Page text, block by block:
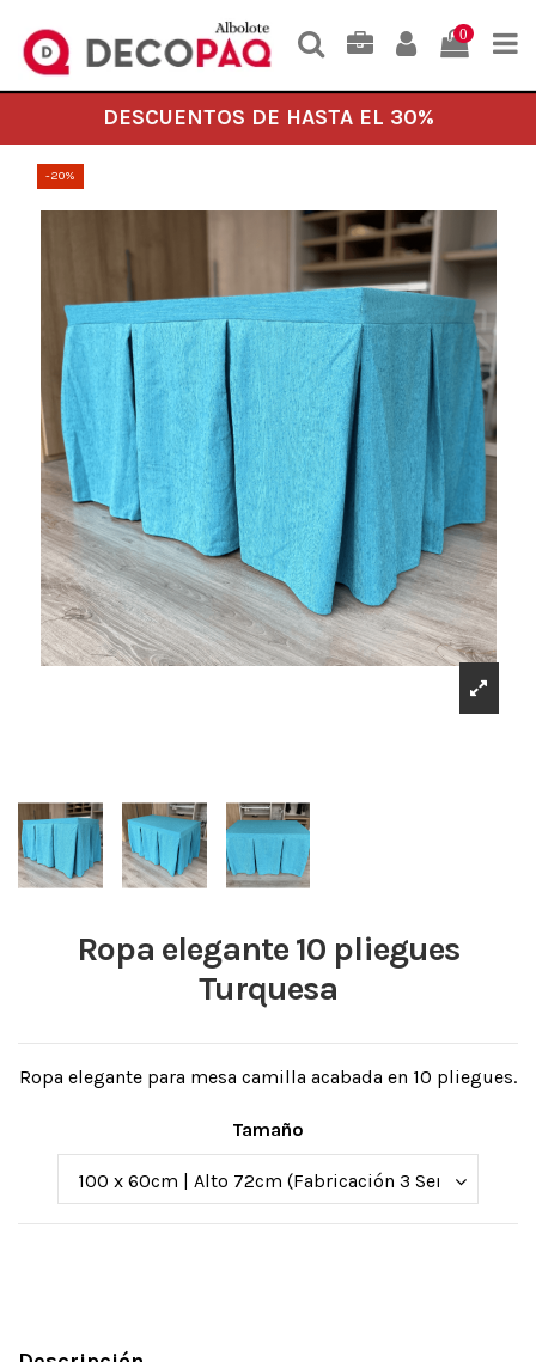
0
DESCUENTOS DE HASTA EL 30%
-20%
Ropa elegante 10 pliegues
Turquesa
Ropa elegante para mesa camilla acabada en 10 pliegues.
Tamaño